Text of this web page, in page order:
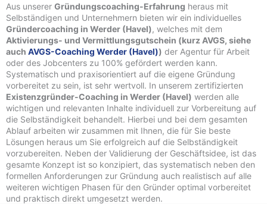
Aus unserer Gründungscoaching-Erfahrung heraus mit
Selbständigen und Unternehmern bieten wir ein individuelles
Gründercoaching in Werder (Havel), welches mit dem
Aktivierungs- und Vermittlungsgutschein (kurz AVGS, siehe
auch AVGS-Coaching Werder (Havel)) der Agentur für Arbeit
oder des Jobcenters zu 100% gefördert werden kann.
Systematisch und praxisorientiert auf die eigene Gründung
vorbereitet zu sein, ist sehr wertvoll. In unserem zertifizierten
Existenzgründer-Coaching in Werder (Havel) werden alle
wichtigen und relevanten Inhalte individuell zur Vorbereitung auf
die Selbständigkeit behandelt. Hierbei und bei dem gesamten
Ablauf arbeiten wir zusammen mit Ihnen, die für Sie beste
Lösungen heraus um Sie erfolgreich auf die Selbständigkeit
vorzubereiten. Neben der Validierung der Geschäftsidee, ist das
gesamte Konzept ist so konzipiert, das systematisch neben den
formellen Anforderungen zur Gründung auch realistisch auf alle
weiteren wichtigen Phasen für den Gründer optimal vorbereitet
und praktisch direkt umgesetzt werden.